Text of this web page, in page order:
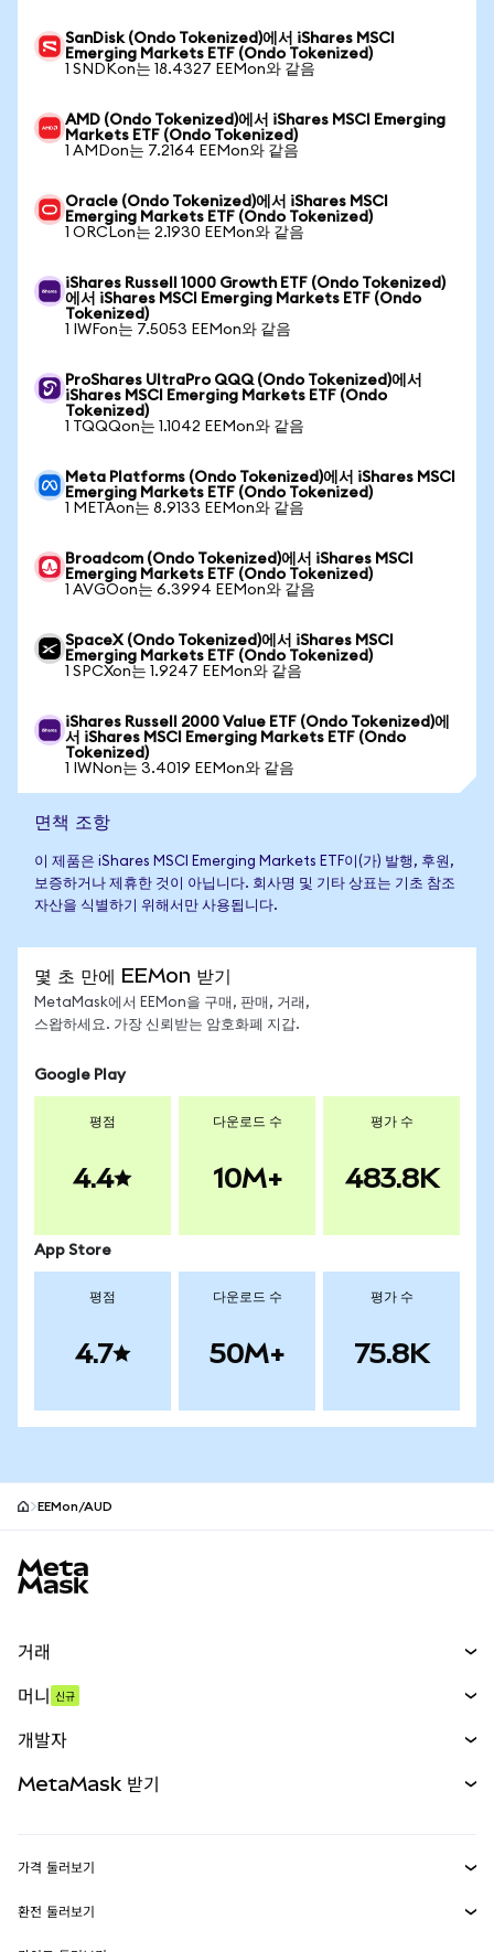
SanDisk (Ondo Tokenized)에서 iShares MSCI
Emerging Markets ETF (Ondo Tokenized)
1 SNDKon는 18.4327 EEMon와 같음
AMD (Ondo Tokenized)에서 iShares MSCI Emerging
Markets ETF (Ondo Tokenized)
1 AMDon는 7.2164 EEMon와 같음
Oracle (Ondo Tokenized)에서 iShares MSCI
Emerging Markets ETF (Ondo Tokenized)
1 ORCLon는 2.1930 EEMon와 같음
iShares Russell 1000 Growth ETF (Ondo Tokenized)
에서 iShares MSCI Emerging Markets ETF (Ondo
Tokenized)
1 IWFon는 7.5053 EEMon와 같음
ProShares UltraPro QQQ (Ondo Tokenized)에서
iShares MSCI Emerging Markets ETF (Ondo
Tokenized)
1 TQQQon는 1.1042 EEMon와 같음
Meta Platforms (Ondo Tokenized)에서 iShares MSCI
Emerging Markets ETF (Ondo Tokenized)
1 METAon는 8.9133 EEMon와 같음
Broadcom (Ondo Tokenized)에서 iShares MSCI
Emerging Markets ETF (Ondo Tokenized)
1 AVGOon는 6.3994 EEMon와 같음
SpaceX (Ondo Tokenized)에서 iShares MSCI
Emerging Markets ETF (Ondo Tokenized)
1 SPCXon는 1.9247 EEMon와 같음
iShares Russell 2000 Value ETF (Ondo Tokenized)에
서 iShares MSCI Emerging Markets ETF (Ondo
Tokenized)
1 IWNon는 3.4019 EEMon와 같음
면책 조항
이 제품은 iShares MSCI Emerging Markets ETF이(가) 발행, 후원,
보증하거나 제휴한 것이 아닙니다. 회사명 및 기타 상표는 기초 참조
자산을 식별하기 위해서만 사용됩니다.
몇 초 만에 EEMon 받기
MetaMask에서 EEMon을 구매, 판매, 거래,
스왑하세요. 가장 신뢰받는 암호화폐 지갑.
Google Play
평점
4.4
다운로드 수
10M+
평가 수
483.8K
App Store
평점
4.7
다운로드 수
50M+
평가 수
75.8K
EEMon/AUD
거래
무기한 선물
실물자산
머니 신규
개발자
MetaMask Connect
MetaMask 받기
가격 둘러보기
이더리움 가격
환전 둘러보기